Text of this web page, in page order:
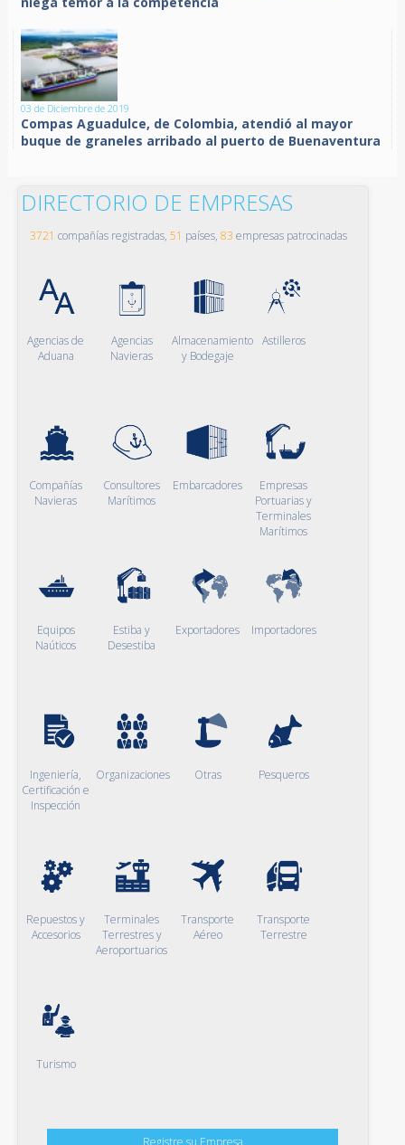
03 de Diciembre de 2019
Compas Aguadulce, de Colombia, atendió al mayor
buque de graneles arribado al puerto de Buenaventura
DIRECTORIO DE EMPRESAS
3721 compañías registradas, 51 países, 83 empresas patrocinadas
Agencias de
Aduana
Agencias
Navieras
Almacenamiento
y Bodegaje
Astilleros
Compañías
Navieras
Consultores
Marítimos
Embarcadores
Empresas
Portuarias y
Terminales
Marítimos
Equipos
Naúticos
Estiba y
Desestiba
Exportadores Importadores
Ingeniería,
Certificación e
Inspección
Organizaciones Otras Pesqueros
Repuestos y
Accesorios
Terminales
Terrestres y
Aeroportuarios
Transporte
Aéreo
Transporte
Terrestre
Turismo